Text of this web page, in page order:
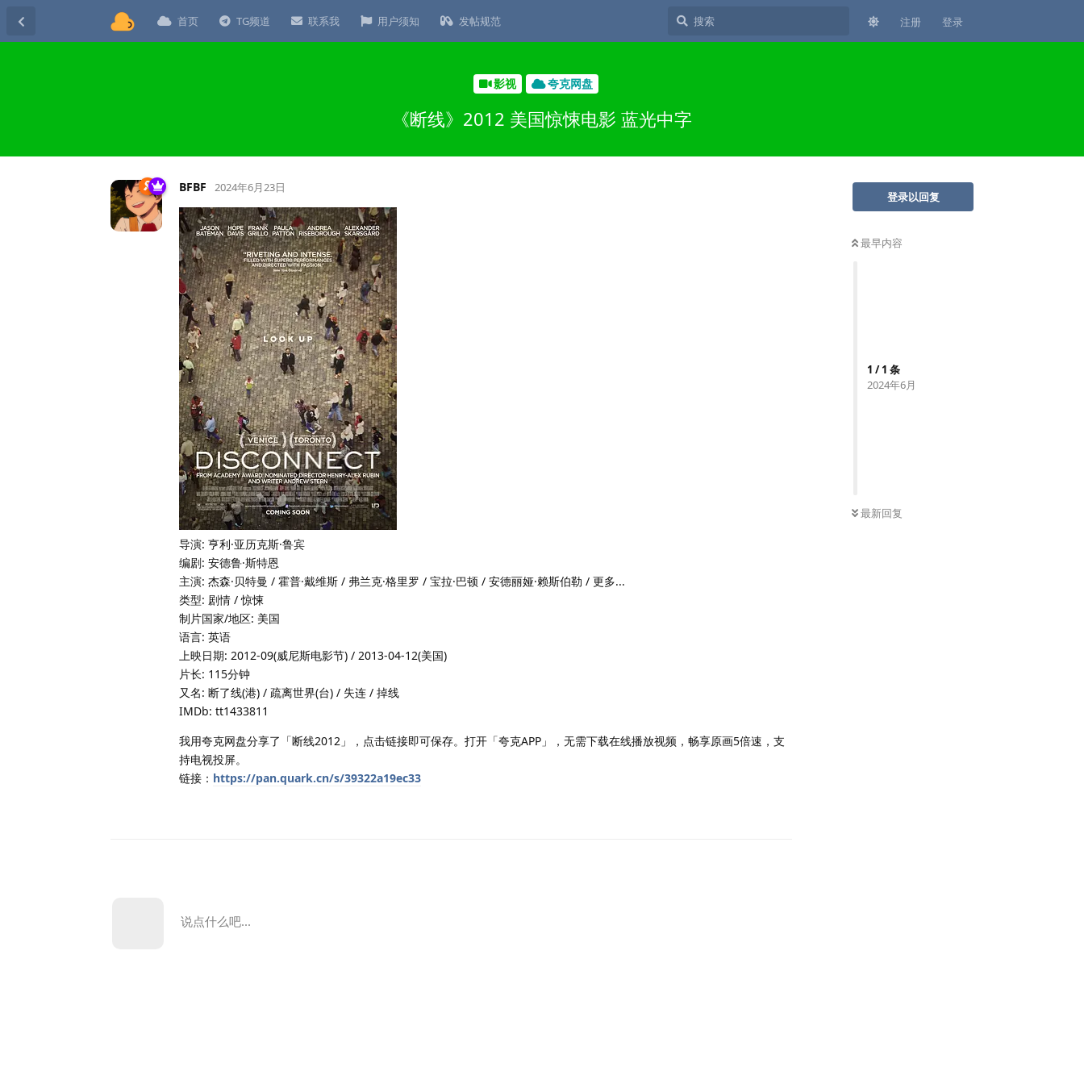
首页 TG频道 联系我 用户须知 发帖规范 注册 登录
影视 夸克网盘
《断线》2012 美国惊悚电影 蓝光中字
登录以回复
最早内容
1 /1 条
2024年6月
最新回复
BFBF 2024年6月23日
导演: 亨利·亚历克斯·鲁宾
编剧: 安德鲁·斯特恩
主演: 杰森·贝特曼 / 霍普·戴维斯 / 弗兰克·格里罗 / 宝拉·巴顿 / 安德丽娅·赖斯伯勒 / 更多...
类型: 剧情 / 惊悚
制片国家/地区: 美国
语言: 英语
上映日期: 2012-09(威尼斯电影节) / 2013-04-12(美国)
片长: 115分钟
又名: 断了线(港) / 疏离世界(台) / 失连 / 掉线
IMDb: tt1433811
我用夸克网盘分享了「断线2012」，点击链接即可保存。打开「夸克APP」，无需下载在线播放视频，畅享原画5倍速，支
持电视投屏。
链接： https://pan.quark.cn/s/39322a19ec33
说点什么吧...